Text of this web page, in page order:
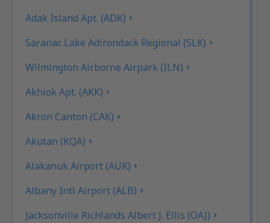
Adak Island Apt. (ADK)
Saranac Lake Adirondack Regional (SLK)
Wilmington Airborne Airpark (ILN)
Akhiok Apt. (AKK)
Akron Canton (CAK)
Akutan (KQA)
Alakanuk Airport (AUK)
Albany Intl Airport (ALB)
Jacksonville Richlands Albert J. Ellis (OAJ)